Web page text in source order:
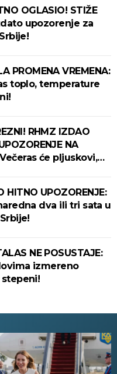
OGLASIO! STIŽE
upozorenje za
PROMENA VREMENA:
toplo, temperature
RHMZ IZDAO
NA
Večeras će pljuskovi,
HITNO UPOZORENJE:
dva ili tri sata u
NE POSUSTAJE:
izmereno